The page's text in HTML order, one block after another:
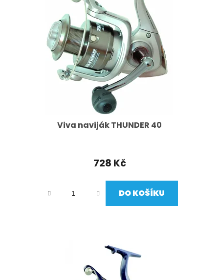
Viva naviják THUNDER 40
728 Kč
DO KOŠÍKU